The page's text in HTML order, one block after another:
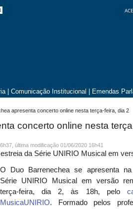
Comunicação Institucional Emendas
apresenta concerto online nesta terça-feira, dia 2
concerto online nesta
última modificação 01/06/2020 16h41
estreia da Série UNIRIO Musical em
O Duo Barrenechea se apresenta
Série UNIRIO Musical em versão
terça-feira, dia 2, às 18h, pelo
MusicaUNIRIO. Formado pelos